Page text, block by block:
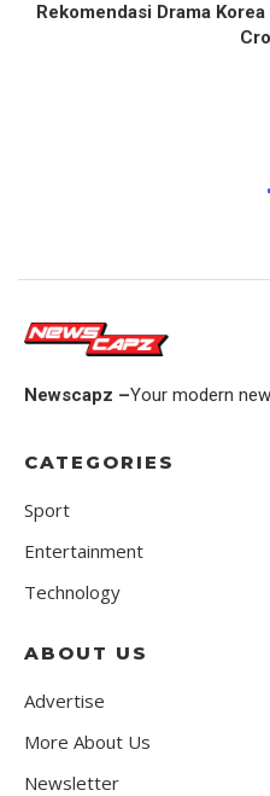
Rekomendasi Drama
Newscapz –Your modern
CATEGORIES
Sport
Entertainment
Technology
ABOUT US
Advertise
More About Us
Newsletter